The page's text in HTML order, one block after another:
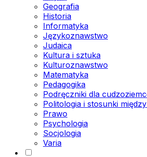
Geografia
Historia
Informatyka
Językoznawstwo
Judaica
Kultura i sztuka
Kulturoznawstwo
Matematyka
Pedagogika
Podręczniki dla
Politologia i stosunki
Prawo
Psychologia
Socjologia
Varia